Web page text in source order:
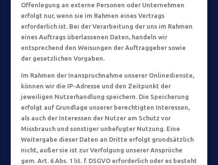
Offenlegung an externe Personen oder Unternehmen
erfolgt nur, wenn sie im Rahmen eines Vertrags
erforderlich ist. Bei der Verarbeitung der uns im Rahmen
eines Auftrags überlassenen Daten, handeln wir
entsprechend den Weisungen der Auftraggeber sowie
der gesetzlichen Vorgaben.
Im Rahmen der Inanspruchnahme unserer Onlinedienste,
können wir die IP-Adresse und den Zeitpunkt der
jeweiligen Nutzerhandlung speichern. Die Speicherung
erfolgt auf Grundlage unserer berechtigten Interessen,
als auch der Interessen der Nutzer am Schutz vor
Missbrauch und sonstiger unbefugter Nutzung. Eine
Weitergabe dieser Daten an Dritte erfolgt grundsätzlich
nicht, außer sie ist zur Verfolgung unserer Ansprüche
gem. Art. 6 Abs. 1 lit. f. DSGVO erforderlich oder es besteht